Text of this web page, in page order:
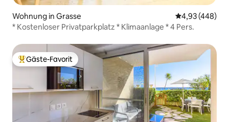
Wohnung in Grasse
4,93 (448)
* Kostenloser Privatparkplatz * Klimaanlage * 4 Pers.
Beliebter Gäste-Favorit.
Gäste-Favorit